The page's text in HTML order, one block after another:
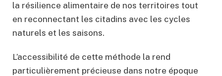
la résilience alimentaire de nos territoires tout
en reconnectant les citadins avec les cycles
naturels et les saisons.
L’accessibilité de cette méthode la rend
particulièrement précieuse dans notre époque